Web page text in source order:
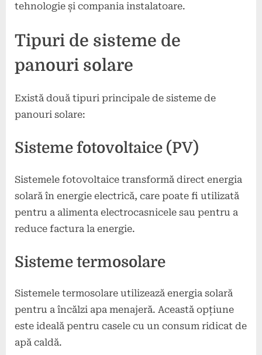
tehnologie și compania instalatoare.
Tipuri de sisteme de
panouri solare
Există două tipuri principale de sisteme de
panouri solare:
Sisteme fotovoltaice (PV)
Sistemele fotovoltaice transformă direct energia
solară în energie electrică, care poate fi utilizată
pentru a alimenta electrocasnicele sau pentru a
reduce factura la energie.
Sisteme termosolare
Sistemele termosolare utilizează energia solară
pentru a încălzi apa menajeră. Această opțiune
este ideală pentru casele cu un consum ridicat de
apă caldă.